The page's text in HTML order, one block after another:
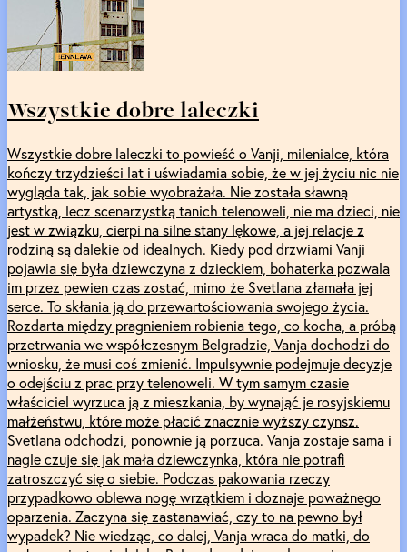
Wszystkie dobre laleczki
Wszystkie dobre laleczki to powieść o Vanji, milenialce, która
kończy trzydzieści lat i uświadamia sobie, że w jej życiu nic nie
wygląda tak, jak sobie wyobrażała. Nie została sławną
artystką, lecz scenarzystką tanich telenoweli, nie ma dzieci, nie
jest w związku, cierpi na silne stany lękowe, a jej relacje z
rodziną są dalekie od idealnych. Kiedy pod drzwiami Vanji
pojawia się była dziewczyna z dzieckiem, bohaterka pozwala
im przez pewien czas zostać, mimo że Svetlana złamała jej
serce. To skłania ją do przewartościowania swojego życia.
Rozdarta między pragnieniem robienia tego, co kocha, a próbą
przetrwania we współczesnym Belgradzie, Vanja dochodzi do
wniosku, że musi coś zmienić. Impulsywnie podejmuje decyzje
o odejściu z prac przy telenoweli. W tym samym czasie
właściciel wyrzuca ją z mieszkania, by wynająć je rosyjskiemu
małżeństwu, które może płacić znacznie wyższy czynsz.
Svetlana odchodzi, ponownie ją porzuca. Vanja zostaje sama i
nagle czuje się jak mała dziewczynka, która nie potrafi
zatroszczyć się o siebie. Podczas pakowania rzeczy
przypadkowo oblewa nogę wrzątkiem i doznaje poważnego
oparzenia. Zaczyna się zastanawiać, czy to na pewno był
wypadek? Nie wiedząc, co dalej, Vanja wraca do matki, do